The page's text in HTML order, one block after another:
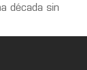
década sin